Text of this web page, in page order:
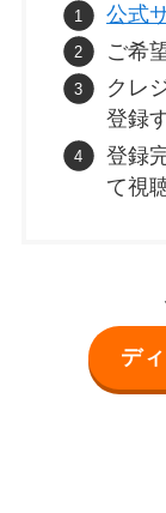
公式
ご希
クレ
登録
登録
て視
デ